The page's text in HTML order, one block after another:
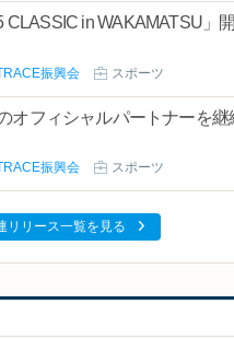
in WAKAMATSU」
振興会 スポーツ
オフィシャルパートナーを継
振興会 スポーツ
リリース一覧を見る